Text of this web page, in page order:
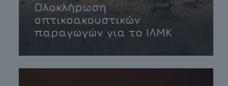
Ολοκλήρωση
οπτικοακουστικών
παραγωγών για το ΙΛΜΚ